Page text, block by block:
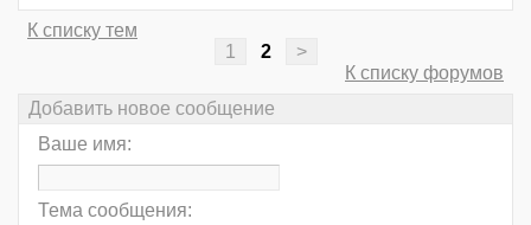
К списку тем
1
2
>
К списку форумов
Добавить новое сообщение
Ваше имя:
Тема сообщения: